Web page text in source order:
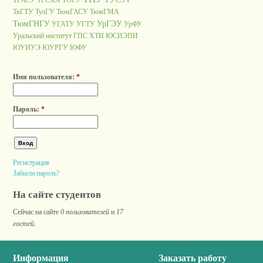
ТвГТУ ТулГУ ТюмГАСУ ТюмГМА
ТюмГНГУ УГАТУ УГТУ УрГЭУ УрФУ
Уральский институт ГПС ХТИ ЮСИЭПИ
ЮУИУЭ ЮУРГУ ЮФУ
Имя пользователя: *
Пароль: *
Регистрация
Забыли пароль?
На сайте студентов
Сейчас на сайте 0 пользователей и 17
гостей
Информация Заказать работу